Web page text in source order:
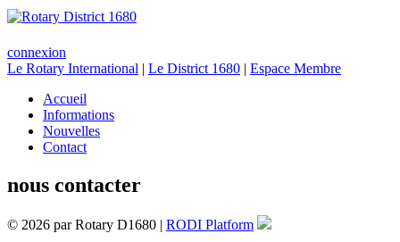
connexion
Le Rotary International | Le District 1680 | Espace Membre
Accueil
Informations
Nouvelles
Contact
nous contacter
© 2026 par Rotary D1680 | RODI Platform